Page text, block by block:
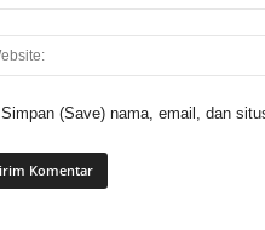
Simpan (Save) nama, email, dan